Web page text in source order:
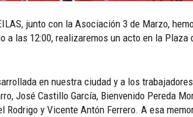
junto con la Asociación 3 de Marzo,
a las 12:00, realizaremos un acto en la Plaza
en nuestra ciudad y a los trabajadores
José Castillo García, Bienvenido Pereda
y Vicente Antón Ferrero. A esa